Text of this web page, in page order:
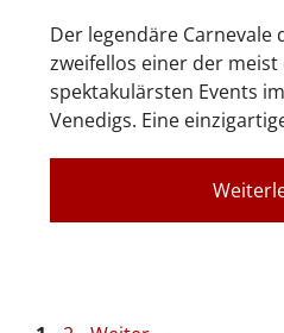
Der legendäre Carnevale
zweifellos einer der
spektakulärsten Events
Venedigs. Eine